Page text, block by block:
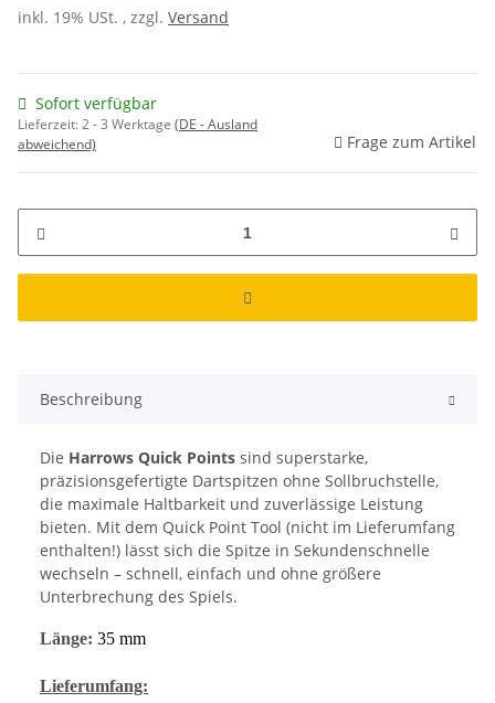
inkl. 19% USt. , zzgl. Versand
Sofort verfügbar
Lieferzeit:2 - 3 Werktage (DE - Ausland
abweichend)
Frage zum Artikel
Beschreibung
Die Harrows Quick Points sind superstarke,
präzisionsgefertigte Dartspitzen ohne Sollbruchstelle,
die maximale Haltbarkeit und zuverlässige Leistung
bieten. Mit dem Quick Point Tool (nicht im Lieferumfang
enthalten!) lässt sich die Spitze in Sekundenschnelle
wechseln – schnell, einfach und ohne größere
Unterbrechung des Spiels.
Länge: 35 mm
Lieferumfang: